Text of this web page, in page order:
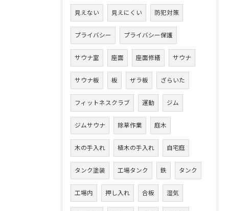
見えない 見えにくい 防犯対策
プライバシー プライバシー保護
サウナ室 座面 座面修繕 サウナ
サウナ板 板 ザラ板 ざらいた
フィットネスクラブ 運動 ジム
ジムサウナ 除草作業 庭木
木の手入れ 植木の手入れ 自宅庭
タンク塗装 工場タンク 鉄 タンク
工場内 押し入れ 合板 湿気